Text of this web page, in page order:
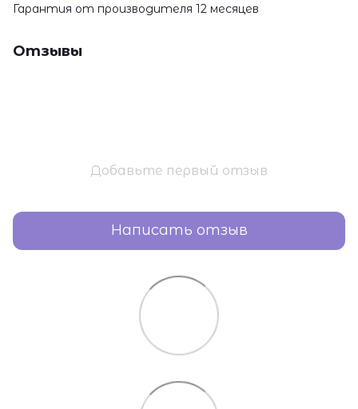
Гарантия от производителя 12 месяцев
Отзывы
Добавьте первый отзыв
Написать отзыв